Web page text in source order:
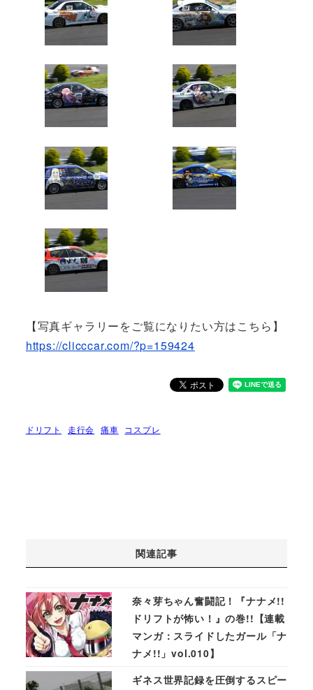
【写真ギャラリーをご覧になりたい方はこちら】
https://clicccar.com/?p=159424
ドリフト 走行会 痛車 コスプレ
関連記事
奈々芽ちゃん奮闘記！『ナナメ!!
ドリフトが怖い！』の巻!!【連載
マンガ：スライドしたガール「ナ
ナメ!!」vol.010】
ギネス世界記録を圧倒するスピー